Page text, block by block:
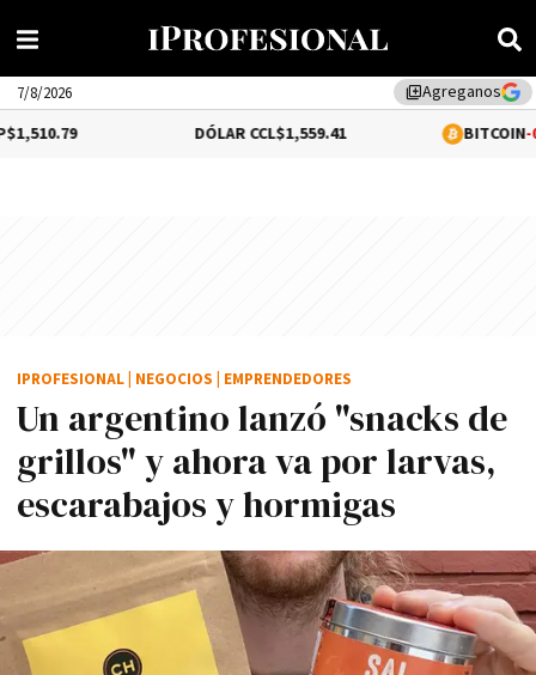
library_addAgreganos
7/8/2026
$1,559.41 -0.44%
Un argentino lanzó "snacks de
grillos" y ahora va por larvas,
escarabajos y hormigas
IPROFESIONAL NEGOCIOS EMPRENDEDORES